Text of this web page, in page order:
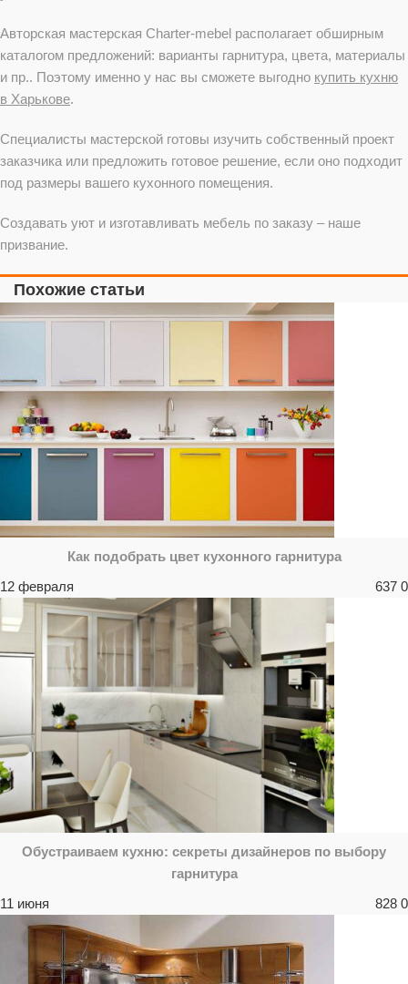
Авторская мастерская Charter-mebel располагает обширным
каталогом предложений: варианты гарнитура, цвета, материалы
и пр.. Поэтому именно у нас вы сможете выгодно купить кухню
в Харькове.
Специалисты мастерской готовы изучить собственный проект
заказчика или предложить готовое решение, если оно подходит
под размеры вашего кухонного помещения.
Создавать уют и изготавливать мебель по заказу – наше
призвание.
Похожие статьи
Как подобрать цвет кухонного гарнитура
12 февраля
637 0
Обустраиваем кухню: секреты дизайнеров по выбору
гарнитура
11 июня
828 0